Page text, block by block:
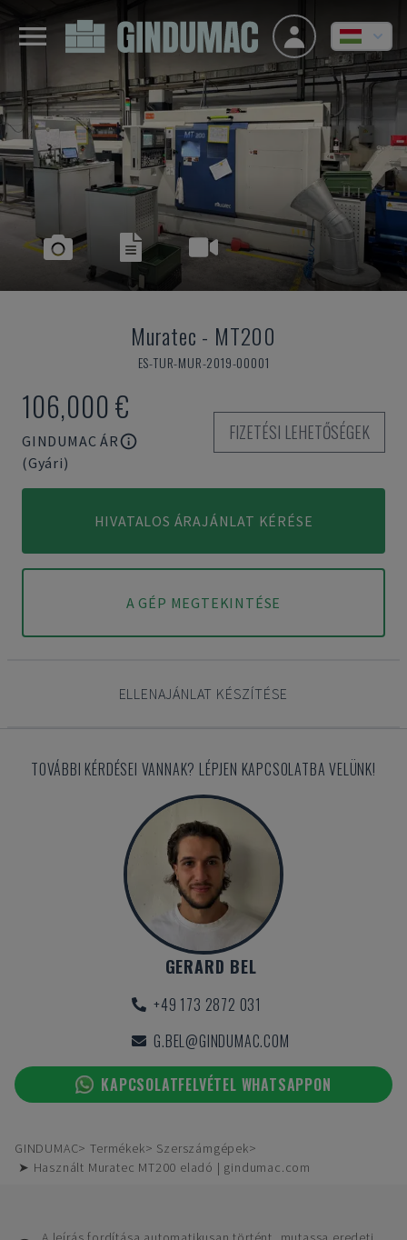
Muratec - MT200
ES-TUR-MUR-2019-00001
106,000 €
GINDUMAC ÁR
(Gyári)
FIZETÉSI LEHETŐSÉGEK
HIVATALOS ÁRAJÁNLAT KÉRÉSE
A GÉP MEGTEKINTÉSE
ELLENAJÁNLAT KÉSZÍTÉSE
TOVÁBBI KÉRDÉSEI VANNAK? LÉPJEN KAPCSOLATBA VELÜNK!
GERARD BEL
+49 173 2872 031
G.BEL@GINDUMAC.COM
KAPCSOLATFELVÉTEL WHATSAPPON
GINDUMAC Termékek
Szerszámgépek
➤ Használt Muratec MT200 eladó | gindumac.com